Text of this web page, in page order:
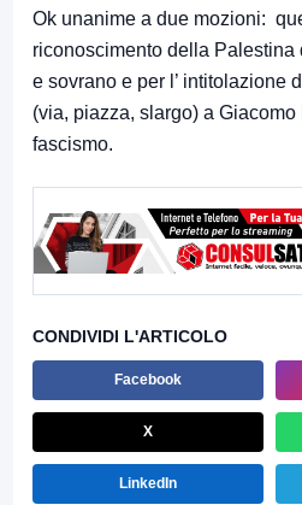
Ok unanime a due mozioni:
riconoscimento della Palestina
e sovrano e per l’ intitolazione
(via, piazza, slargo) a Giacomo
fascismo.
CONDIVIDI L'ARTICOLO
Facebook
X
LinkedIn